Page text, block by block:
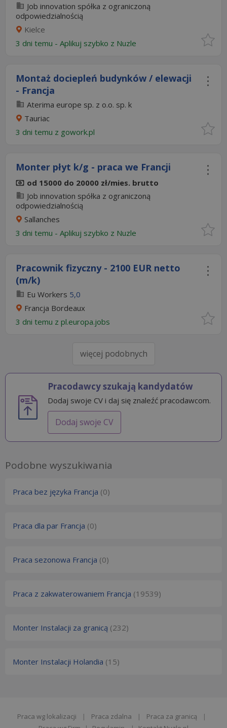
Job innovation spółka z ograniczoną
odpowiedzialnością
Kielce
3 dni temu - Aplikuj szybko z Nuzle
Montaż dociepleń budynków / elewacji
- Francja
Aterima europe sp. z o.o. sp. k
Tauriac
3 dni temu z gowork.pl
Monter płyt k/g - praca we Francji
od 15000 do 20000 zł/mies. brutto
Job innovation spółka z ograniczoną
odpowiedzialnością
Sallanches
3 dni temu - Aplikuj szybko z Nuzle
Pracownik fizyczny - 2100 EUR netto
(m/k)
Eu Workers 5,0
Francja Bordeaux
3 dni temu z pl.europa.jobs
więcej podobnych
Pracodawcy szukają kandydatów
Dodaj swoje CV i daj się znaleźć pracodawcom.
Dodaj swoje CV
Podobne wyszukiwania
Praca bez języka Francja (0)
Praca dla par Francja (0)
Praca sezonowa Francja (0)
Praca z zakwaterowaniem Francja (19539)
Monter Instalacji za granicą (232)
Monter Instalacji Holandia (15)
Praca wg lokalizacji | Praca zdalna | Praca za granicą
|